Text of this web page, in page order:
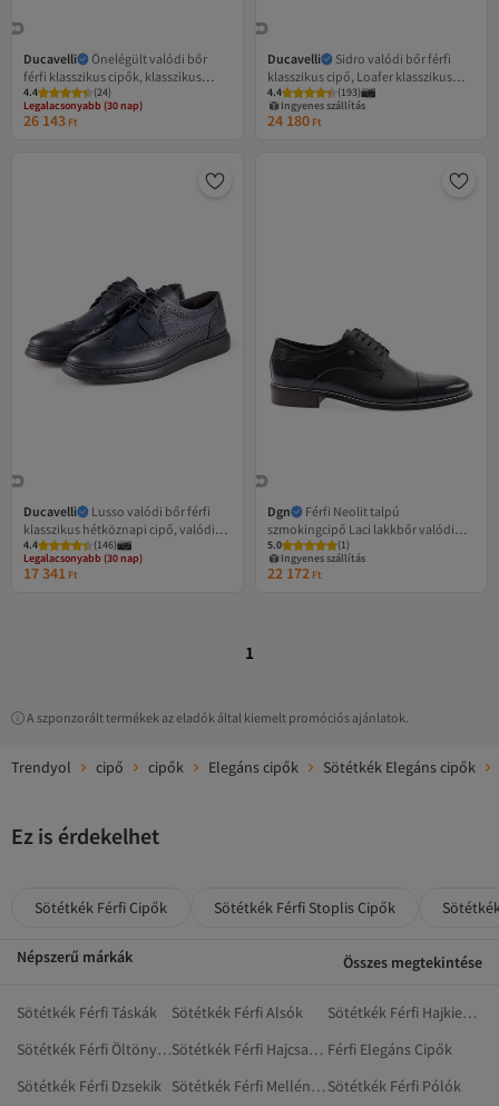
Ducavelli
Önelégült valódi bőr
férfi klasszikus cipők, klasszikus
Loafer cipők, mokaszin cipők
4.4 (24)
Legalacsonyabb (30 nap)
Ingyenes szállítás
Legalacsonyabb (30 nap)
26 143 Ft
Ducavelli
Sidro valódi bőr férfi
klasszikus cipő, Loafer klasszikus
cipő, mokaszin cipő
4.4 (193)
Ingyenes szállítás
24 180 Ft
Ducavelli
Lusso valódi bőr férfi
klasszikus hétköznapi cipő, valódi
bőr klasszikus cipő, Derby Classic
4.4 (146)
Legalacsonyabb (30 nap)
Ingyenes szállítás
Legalacsonyabb (30 nap)
17 341 Ft
Dgn
Férfi Neolit talpú
szmokingcipő Laci lakkbőr valódi
bőr 364826102
5.0 (1)
Ingyenes szállítás
22 172 Ft
1
A szponzorált termékek az eladók által kiemelt promóciós ajánlatok.
Trendyol cipő cipők Elegáns cipők Sötétkék Elegáns cipők
Ez is érdekelhet
Sötétkék Férfi Cipők Sötétkék Férfi Stoplis Cipők
Népszerű márkák Összes megtekintése
Sötétkék Férfi Táskák Sötétkék Férfi Alsók
Sötétkék Férfi Hajkiegészítők
Sötétkék Férfi Öltönyök
Sötétkék Férfi Hajcsatok Férfi Elegáns Cipők
Sötétkék Férfi Dzsekik
Sötétkék Férfi Mellények Sötétkék Férfi Pólók